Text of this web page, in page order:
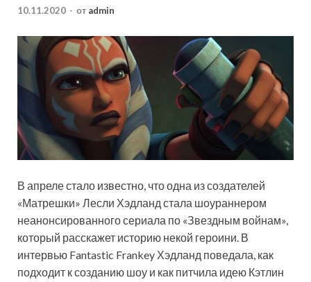
10.11.2020 - от admin
В апреле стало известно, что одна из создателей
«Матрешки» Лесли Хэдланд стала шоураннером
неанонсированного сериала по «Звездным войнам»,
который расскажет историю некой героини. В
интервью Fantastic Frankey Хэдланд поведала, как
подходит к созданию шоу и как питчила идею Кэтлин